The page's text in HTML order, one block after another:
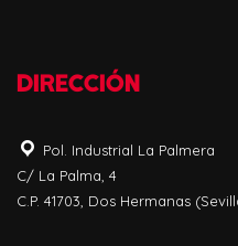
DIRECCIÓN
Pol. Industrial La Palmera
C/ La Palma, 4
C.P. 41703, Dos Hermanas